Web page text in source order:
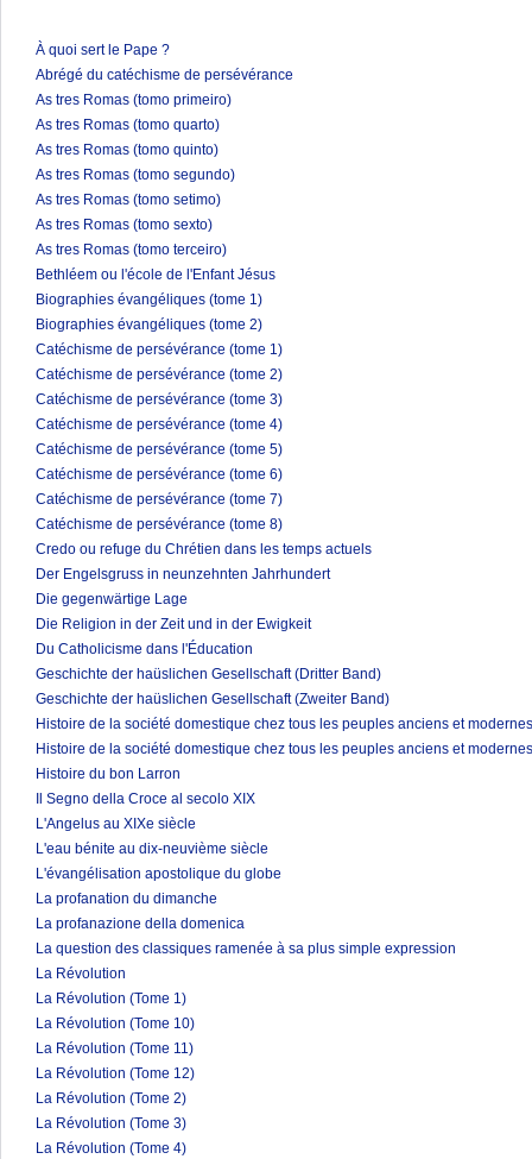
À quoi sert le Pape ?
Abrégé du catéchisme de persévérance
As tres Romas (tomo primeiro)
As tres Romas (tomo quarto)
As tres Romas (tomo quinto)
As tres Romas (tomo segundo)
As tres Romas (tomo setimo)
As tres Romas (tomo sexto)
As tres Romas (tomo terceiro)
Bethléem ou l'école de l'Enfant Jésus
Biographies évangéliques (tome 1)
Biographies évangéliques (tome 2)
Catéchisme de persévérance (tome 1)
Catéchisme de persévérance (tome 2)
Catéchisme de persévérance (tome 3)
Catéchisme de persévérance (tome 4)
Catéchisme de persévérance (tome 5)
Catéchisme de persévérance (tome 6)
Catéchisme de persévérance (tome 7)
Catéchisme de persévérance (tome 8)
Credo ou refuge du Chrétien dans les temps actuels
Der Engelsgruss in neunzehnten Jahrhundert
Die gegenwärtige Lage
Die Religion in der Zeit und in der Ewigkeit
Du Catholicisme dans l'Éducation
Geschichte der haüslichen Gesellschaft (Dritter Band)
Geschichte der haüslichen Gesellschaft (Zweiter Band)
Histoire de la société domestique chez tous les peuples anciens et
Histoire de la société domestique chez tous les peuples anciens et
Histoire du bon Larron
Il Segno della Croce al secolo XIX
L'Angelus au XIXe siècle
L'eau bénite au dix-neuvième siècle
L'évangélisation apostolique du globe
La profanation du dimanche
La profanazione della domenica
La question des classiques ramenée à sa plus simple expression
La Révolution
La Révolution (Tome 1)
La Révolution (Tome 10)
La Révolution (Tome 11)
La Révolution (Tome 12)
La Révolution (Tome 2)
La Révolution (Tome 3)
La Révolution (Tome 4)